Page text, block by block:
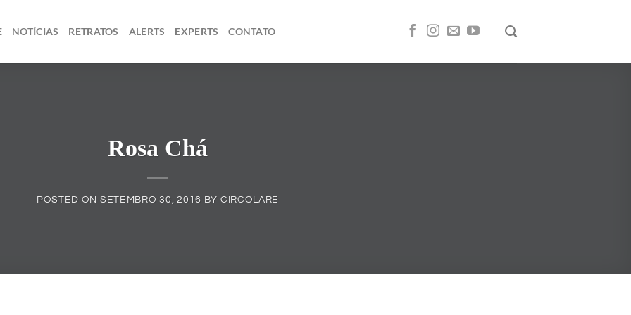
NOTÍCIAS RETRATOS ALERTS EXPERTS CONTATO
Rosa Chá
POSTED ON SETEMBRO 30, 2016 BY CIRCOLARE